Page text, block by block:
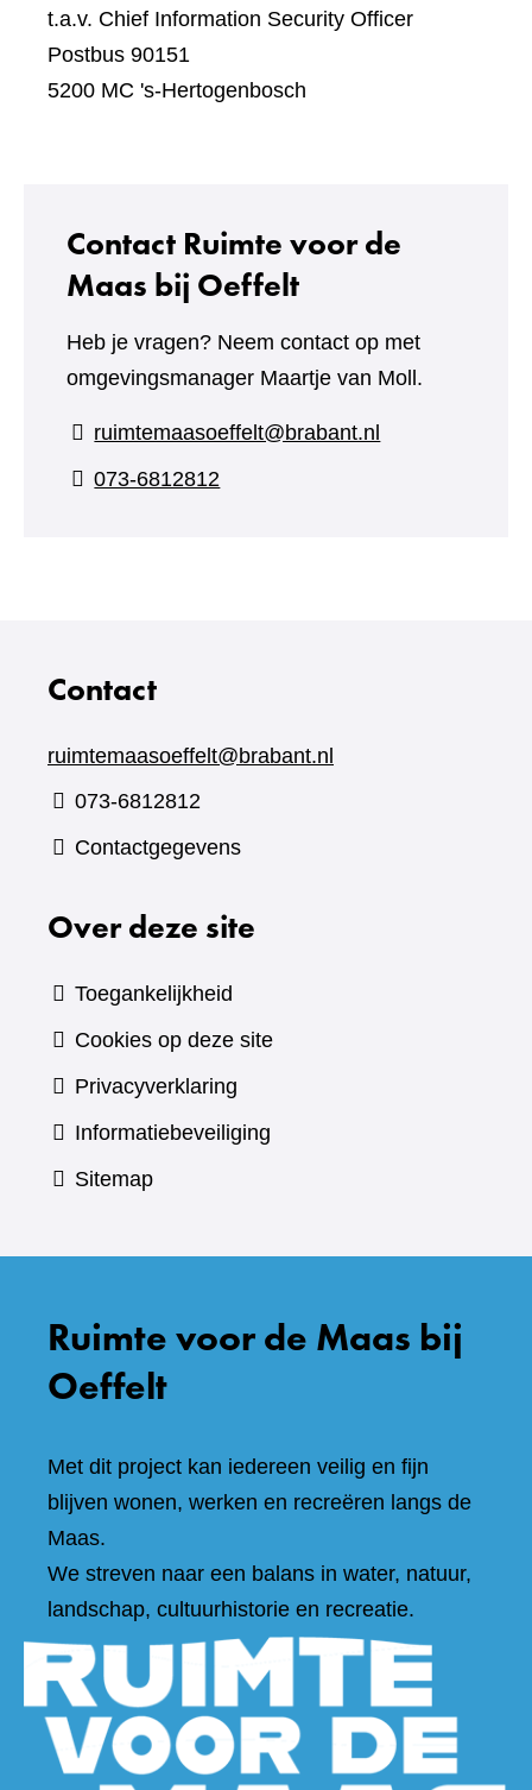
t.a.v. Chief Information Security Officer
Postbus 90151
5200 MC 's-Hertogenbosch
Contact Ruimte voor de
Maas bij Oeffelt
Heb je vragen? Neem contact op met
omgevingsmanager Maartje van Moll.
ruimtemaasoeffelt@brabant.nl
073-6812812
Contact
ruimtemaasoeffelt@brabant.nl
073-6812812
Contactgegevens
Over deze site
Toegankelijkheid
Cookies op deze site
Privacyverklaring
Informatiebeveiliging
Sitemap
Ruimte voor de Maas bij
Oeffelt
Met dit project kan iedereen veilig en fijn
blijven wonen, werken en recreëren langs de
Maas.
We streven naar een balans in water, natuur,
landschap, cultuurhistorie en recreatie.